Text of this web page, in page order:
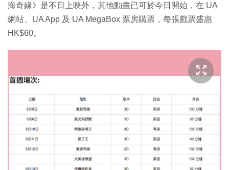
海奇緣》是不日上映外，其他動畫已可於今日開始，在 UA
網站、UA App 及 UA MegaBox 票房購票，每張戲票盛惠
HK$60。